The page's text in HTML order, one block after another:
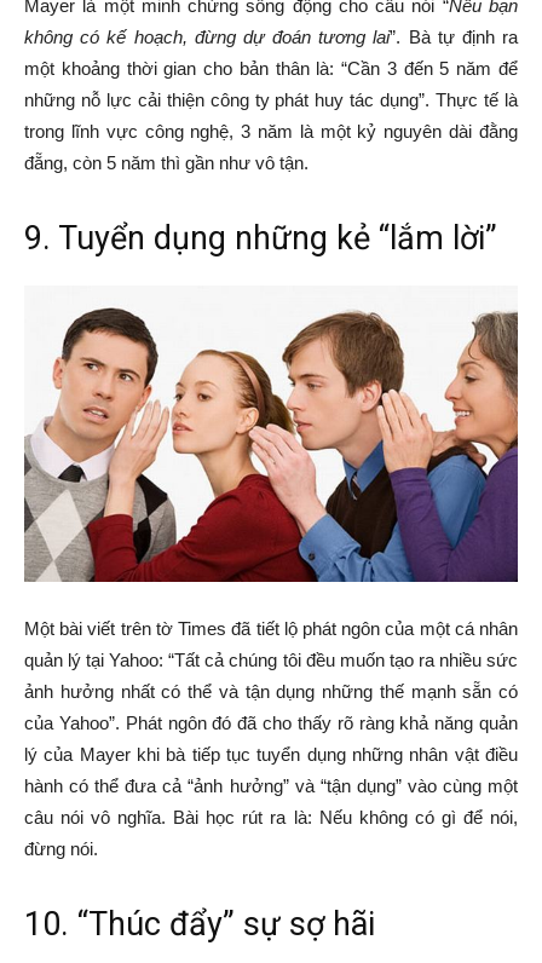
Mayer là một minh chứng sống động cho câu nói “Nếu bạn
không có kế hoạch, đừng dự đoán tương lai”. Bà tự định ra
một khoảng thời gian cho bản thân là: “Cần 3 đến 5 năm để
những nỗ lực cải thiện công ty phát huy tác dụng”. Thực tế là
trong lĩnh vực công nghệ, 3 năm là một kỷ nguyên dài đằng
đẵng, còn 5 năm thì gần như vô tận.
9. Tuyển dụng những kẻ “lắm lời”
Một bài viết trên tờ Times đã tiết lộ phát ngôn của một cá nhân
quản lý tại Yahoo: “Tất cả chúng tôi đều muốn tạo ra nhiều sức
ảnh hưởng nhất có thể và tận dụng những thế mạnh sẵn có
của Yahoo”. Phát ngôn đó đã cho thấy rõ ràng khả năng quản
lý của Mayer khi bà tiếp tục tuyển dụng những nhân vật điều
hành có thể đưa cả “ảnh hưởng” và “tận dụng” vào cùng một
câu nói vô nghĩa. Bài học rút ra là: Nếu không có gì để nói,
đừng nói.
10. “Thúc đẩy” sự sợ hãi